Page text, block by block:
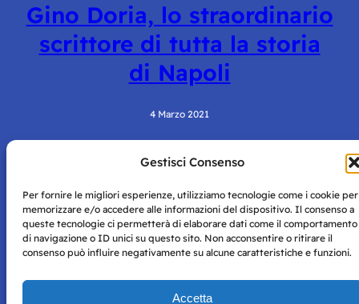
Gestisci Consenso
Per fornire le migliori esperienze, utilizziamo tecnologie come i cookie per
memorizzare e/o accedere alle informazioni del dispositivo. Il consenso a
queste tecnologie ci permetterà di elaborare dati come il comportamento
di navigazione o ID unici su questo sito. Non acconsentire o ritirare il
consenso può influire negativamente su alcune caratteristiche e funzioni.
Accetta
Gino Doria, lo straordinario
scrittore di tutta la storia
di Napoli
4 Marzo 2021
Napoli con autorizzazione numero 38 del 25/9/2019.
Tutte le immagini e i contenuti su questo sito sono forniti